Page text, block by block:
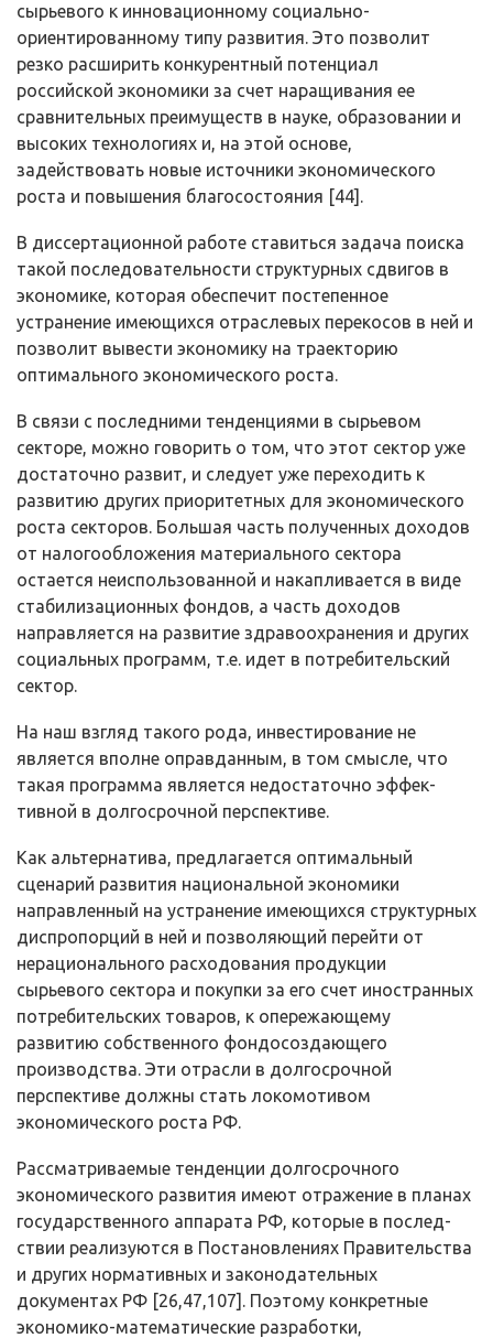
сырьевого к инновационному социально­
ориентированному типу развития. Это позволит
резко расширить конкурент­ный потенциал
российской экономики за счет наращивания ее
сравнитель­ных преимуществ в науке, образовании и
высоких технологиях и, на этой ос­нове,
задействовать новые источники экономического
роста и повышения благосостояния [44].
В диссертационной работе ставиться задача поиска
такой последова­тельности структурных сдвигов в
экономике, которая обеспечит постепенное
устранение имеющихся отраслевых перекосов в ней и
позволит вывести экономику на траекторию
оптимального экономического роста.
В связи с последними тенденциями в сырьевом
секторе, можно гово­рить о том, что этот сектор уже
достаточно развит, и следует уже переходить к
развитию других приоритетных для экономического
роста секторов. Боль­шая часть полученных доходов
от налогообложения материального сектора
остается неиспользованной и накапливается в виде
стабилизационных фон­дов, а часть доходов
направляется на развитие здравоохранения и других
со­циальных программ, т.е. идет в потребительский
сектор.
На наш взгляд такого рода, инвестирование не
является вполне оправ­данным, в том смысле, что
такая программа является недостаточно эффек­
тивной в долгосрочной перспективе.
Как альтернатива, предлагается оптимальный
сценарий развития на­циональной экономики
направленный на устранение имеющихся структур­ных
диспропорций в ней и позволяющий перейти от
нерационального расхо­дования продукции
сырьевого сектора и покупки за его счет иностранных
потребительских товаров, к опережающему
развитию собственного фондо­создающего
производства. Эти отрасли в долгосрочной
перспективе должны стать локомотивом
экономического роста РФ.
Рассматриваемые тенденции долгосрочного
экономического развития имеют отражение в планах
государственного аппарата РФ, которые в послед­
ствии реализуются в Постановлениях Правительства
и других нормативных и законодательных
документах РФ [26,47,107]. Поэтому конкретные
эконо­мико-математические разработки,